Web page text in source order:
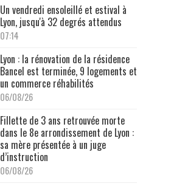
Un vendredi ensoleillé et estival à
Lyon, jusqu'à 32 degrés attendus
07:14
Lyon : la rénovation de la résidence
Bancel est terminée, 9 logements et
un commerce réhabilités
06/08/26
Fillette de 3 ans retrouvée morte
dans le 8e arrondissement de Lyon :
sa mère présentée à un juge
d’instruction
06/08/26